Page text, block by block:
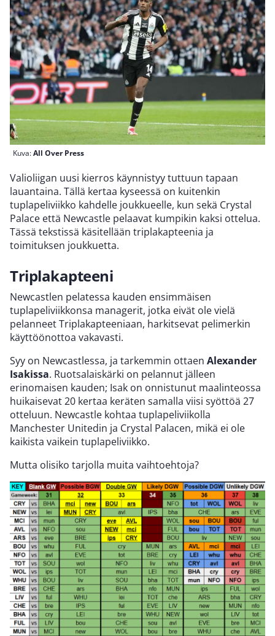
Kuva:All Over Press
Valioliigan uusi kierros käynnistyy tuttuun tapaan
lauantaina. Tällä kertaa kyseessä on kuitenkin
tuplapeliviikko kahdelle joukkueelle, kun sekä Crystal
Palace että Newcastle pelaavat kumpikin kaksi ottelua.
Tässä tekstissä käsitellään triplakapteenia ja
toimituksen joukkuetta.
Triplakapteeni
Newcastlen pelatessa kauden ensimmäisen
tuplapeliviikkonsa managerit, jotka eivät ole vielä
pelanneet Triplakapteeniaan, harkitsevat pelimerkin
käyttöönottoa vakavasti.
Syy on Newcastlessa, ja tarkemmin ottaen Alexander
Isakissa. Ruotsalaiskärki on pelannut jälleen
erinomaisen kauden; Isak on onnistunut maalinteossa
huikaisevat 20 kertaa keräten samalla viisi syöttöä 27
otteluun. Newcastle kohtaa tuplapeliviikolla
Manchester Unitedin ja Crystal Palacen, mikä ei ole
kaikista vaikein tuplapeliviikko.
Mutta olisiko tarjolla muita vaihtoehtoja?